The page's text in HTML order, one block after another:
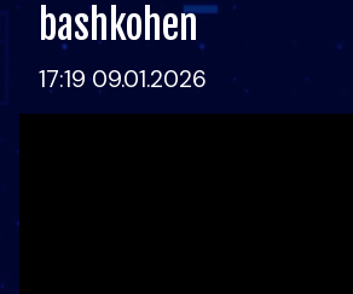
bashkohen
17:19 09.01.2026